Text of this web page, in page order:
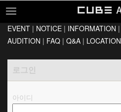
EVENT
INFORMATION
DM AUDITION
EVENT | NOTICE | INFORMATION |
AUDITION | FAQ | Q&A | LOCATION
로그인
아이디